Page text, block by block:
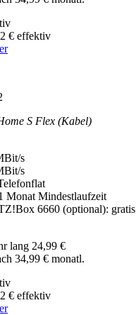
€ effektiv
S Flex (Kabel)
s
s
Monat Mindestlaufzeit
6660 (optional): gratis
lang 24,99 €
34,99 € monatl.
€ effektiv